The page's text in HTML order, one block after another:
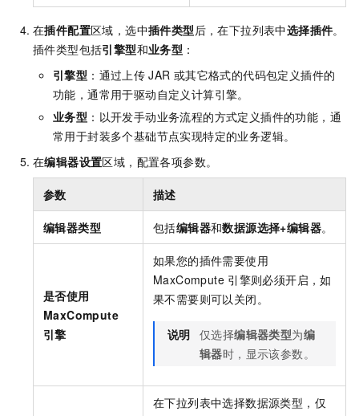
在插件配置区域，选中插件类型后，在下拉列表中选择插件。
插件类型包括引擎型和业务型 ：
引擎型 ：通过上传 JAR 或其它格式的代码包定义插件的
功能，通常用于驱动自定义计算引擎。
业务型 ：以开发手动业务流程的方式定义插件的功能，通
常用于封装多个基础节点实现特定的业务逻辑。
在编辑器设置区域，配置各项参数。
参数 描述
编辑器类型 包括编辑器和数据源选择+编辑器。
是否使用
MaxCompute
引擎
如果您的插件需要使用
MaxCompute 引擎则必须开启，如
果不需要则可以关闭。
说明 仅选择编辑器类型为编
辑器时，显示该参数。
在下拉列表中选择数据源类型，仅